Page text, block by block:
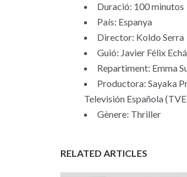
Duració: 100 minutos
País: Espanya
Director: Koldo Serra
Guió: Javier Félix
Repartiment: Emma
Productora: Sayaka
Televisión Española
Gènere: Thriller
RELATED ARTICLES